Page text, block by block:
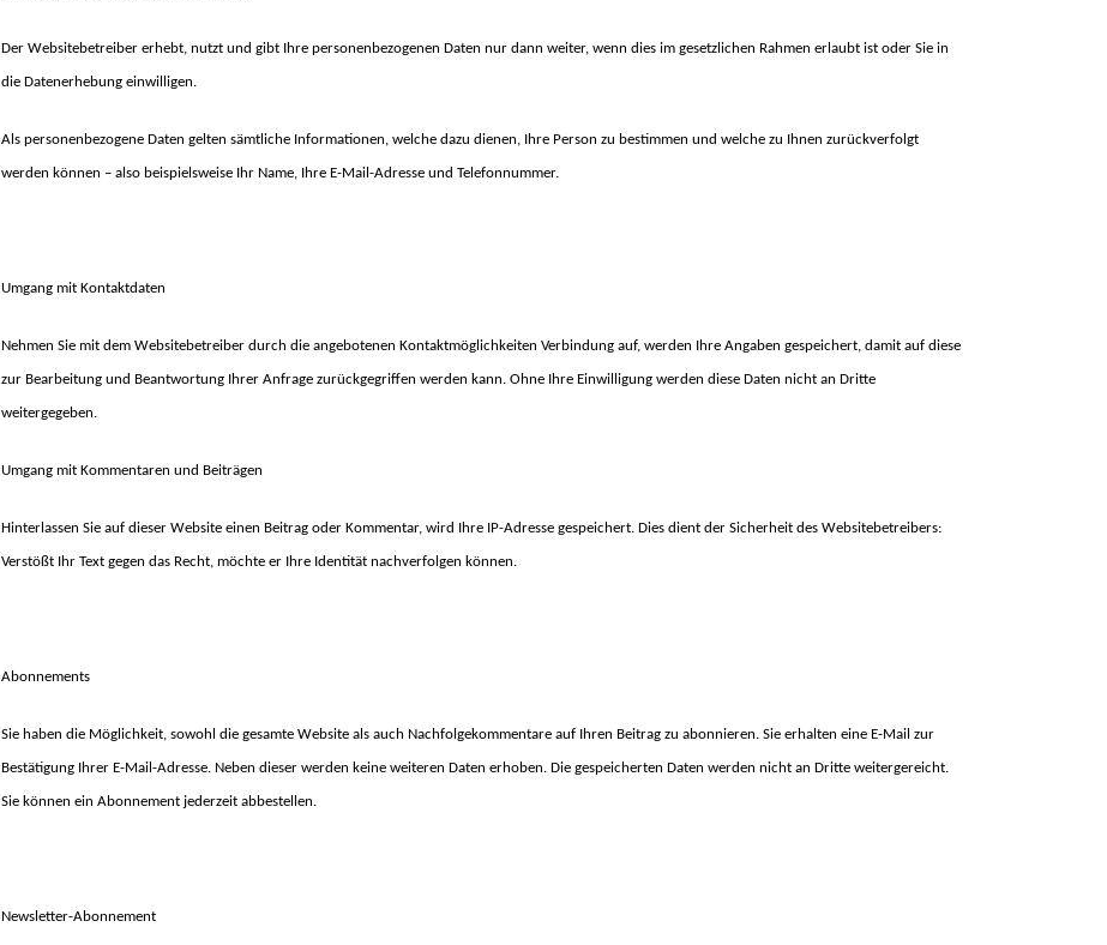
Der Websitebetreiber erhebt, nutzt und gibt Ihre personenbezogenen Daten nur dann weiter, wenn dies im gesetzlichen Rahmen erlaubt ist oder Sie in
die Datenerhebung einwilligen.
Als personenbezogene Daten gelten sämtliche Informationen, welche dazu dienen, Ihre Person zu bestimmen und welche zu Ihnen zurückverfolgt
werden können – also beispielsweise Ihr Name, Ihre E-Mail-Adresse und Telefonnummer.
Umgang mit Kontaktdaten
Nehmen Sie mit dem Websitebetreiber durch die angebotenen Kontaktmöglichkeiten Verbindung auf, werden Ihre Angaben gespeichert, damit auf diese
zur Bearbeitung und Beantwortung Ihrer Anfrage zurückgegriffen werden kann. Ohne Ihre Einwilligung werden diese Daten nicht an Dritte
weitergegeben.
Umgang mit Kommentaren und Beiträgen
Hinterlassen Sie auf dieser Website einen Beitrag oder Kommentar, wird Ihre IP-Adresse gespeichert. Dies dient der Sicherheit des Websitebetreibers:
Verstößt Ihr Text gegen das Recht, möchte er Ihre Identität nachverfolgen können.
Abonnements
Sie haben die Möglichkeit, sowohl die gesamte Website als auch Nachfolgekommentare auf Ihren Beitrag zu abonnieren. Sie erhalten eine E-Mail zur
Bestätigung Ihrer E-Mail-Adresse. Neben dieser werden keine weiteren Daten erhoben. Die gespeicherten Daten werden nicht an Dritte weitergereicht.
Sie können ein Abonnement jederzeit abbestellen.
Newsletter-Abonnement